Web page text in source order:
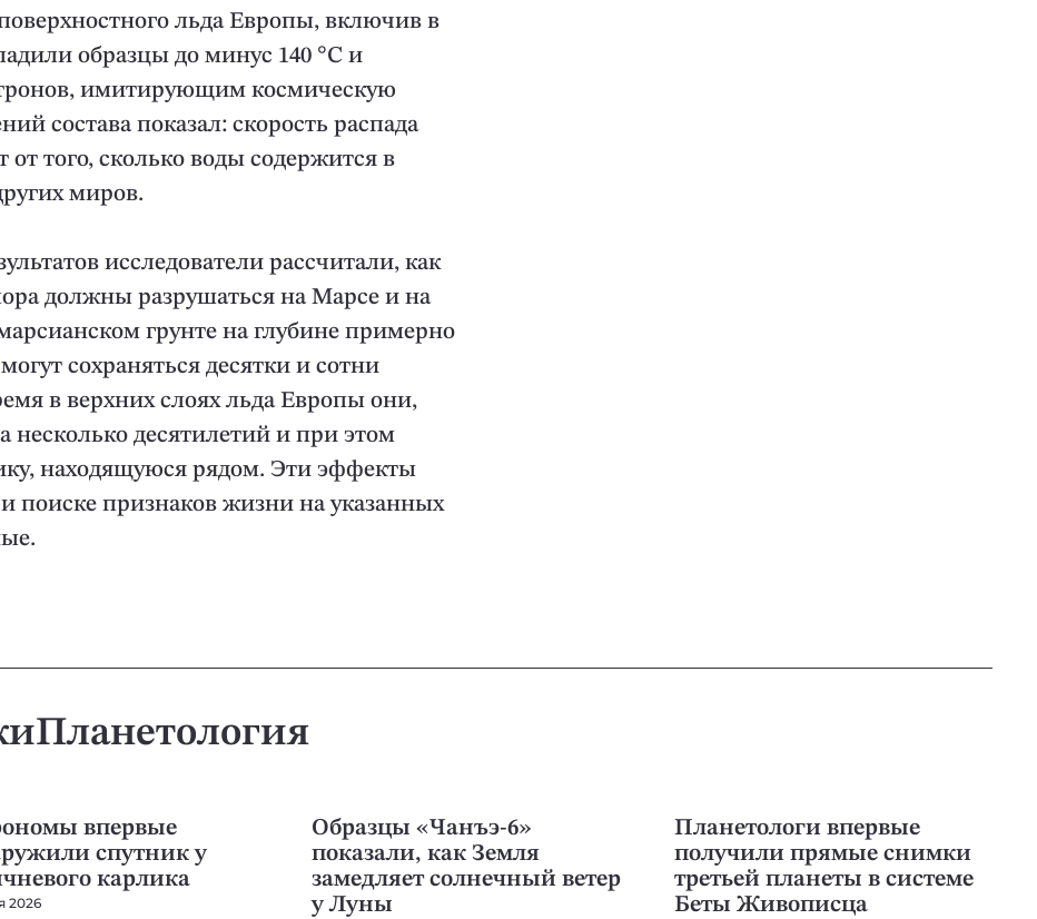
льда Европы, включив в
образцы до минус 140 °C и
имитирующим космическую
состава показал: скорость распада
от того, сколько воды содержится в
миров.
исследователи рассчитали, как
должны разрушаться на Марсе и на
грунте на глубине примерно
сохраняться десятки и сотни
в верхних слоях льда Европы они,
несколько десятилетий и при этом
находящуюся рядом. Эти эффекты
поиске признаков жизни на указанных
Планетология
впервые
спутник у
карлика
2026
Образцы «Чанъэ-6»
показали, как Земля
замедляет солнечный ветер
у Луны
Планетологи впервые
получили прямые снимки
третьей планеты в системе
Беты Живописца